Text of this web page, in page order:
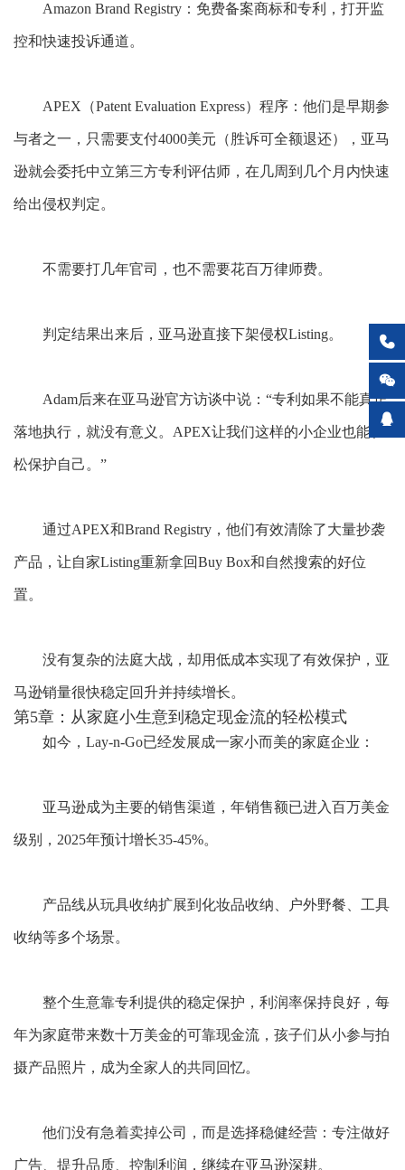
Amazon Brand Registry：免费备案商标和专利，打开监
控和快速投诉通道。
APEX（Patent Evaluation Express）程序：他们是早期参
与者之一，只需要支付4000美元（胜诉可全额退还），亚马
逊就会委托中立第三方专利评估师，在几周到几个月内快速
给出侵权判定。
不需要打几年官司，也不需要花百万律师费。
判定结果出来后，亚马逊直接下架侵权Listing。
Adam后来在亚马逊官方访谈中说：“专利如果不能真正
落地执行，就没有意义。APEX让我们这样的小企业也能轻
松保护自己。”
通过APEX和Brand Registry，他们有效清除了大量抄袭
产品，让自家Listing重新拿回Buy Box和自然搜索的好位
置。
没有复杂的法庭大战，却用低成本实现了有效保护，亚
马逊销量很快稳定回升并持续增长。
第5章：从家庭小生意到稳定现金流的轻松模式
如今， Lay-n-Go已经发展成一家小而美的家庭企业：
亚马逊成为主要的销售渠道，年销售额已进入百万美金
级别， 2025年预计增长35-45%。
产品线从玩具收纳扩展到化妆品收纳、户外野餐、工具
收纳等多个场景。
整个生意靠专利提供的稳定保护，利润率保持良好，每
年为家庭带来数十万美金的可靠现金流，孩子们从小参与拍
摄产品照片，成为全家人的共同回忆。
他们没有急着卖掉公司，而是选择稳健经营：专注做好
广告、提升品质、控制利润，继续在亚马逊深耕。


